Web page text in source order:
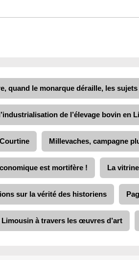
quand le monarque déraille, les
de l’élevage bovin en
Millevaches, campagne
est mortifère ! La
sur la vérité des historiens
à travers les œuvres d’art